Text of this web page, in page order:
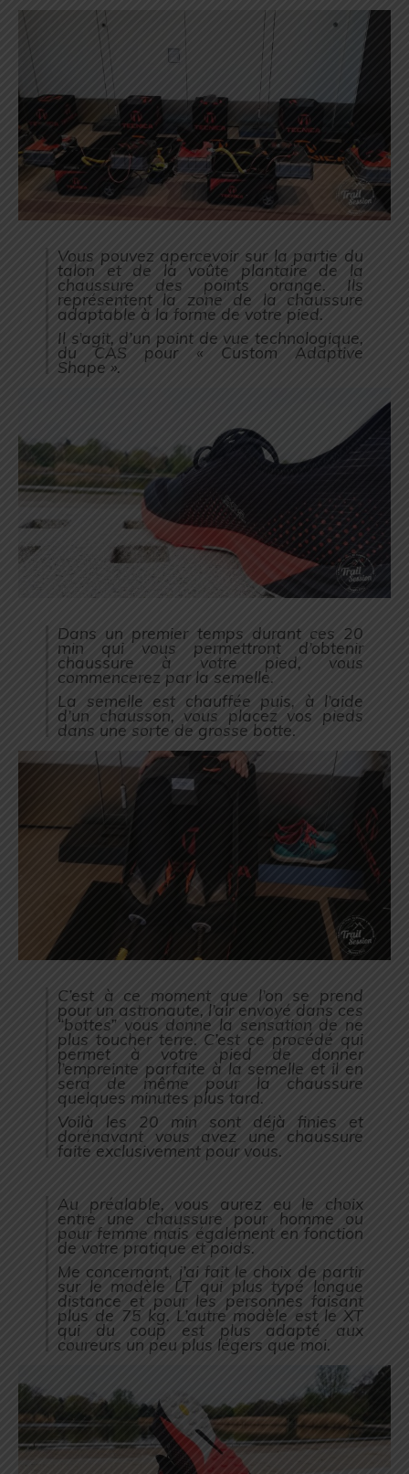
Vous pouvez apercevoir sur la partie du
talon et de la voûte plantaire de la
chaussure des points orange. Ils
représentent la zone de la chaussure
adaptable à la forme de votre pied.
Il s’agit, d’un point de vue technologique,
du CAS pour « Custom Adaptive
Shape ».
Dans un premier temps durant ces 20
min qui vous permettront d’obtenir
chaussure à votre pied, vous
commencerez par la semelle.
La semelle est chauffée puis, à l’aide
d’un chausson, vous placez vos pieds
dans une sorte de grosse botte.
C’est à ce moment que l’on se prend
pour un astronaute, l’air envoyé dans ces
“bottes” vous donne la sensation de ne
plus toucher terre. C’est ce procédé qui
permet à votre pied de donner
l’empreinte parfaite à la semelle et il en
sera de même pour la chaussure
quelques minutes plus tard.
Voilà les 20 min sont déjà finies et
dorénavant vous avez une chaussure
faite exclusivement pour vous.
Au préalable, vous aurez eu le choix
entre une chaussure pour homme ou
pour femme mais également en fonction
de votre pratique et poids.
Me concernant, j’ai fait le choix de partir
sur le modèle LT qui plus typé longue
distance et pour les personnes faisant
plus de 75 kg. L’autre modèle est le XT
qui du coup est plus adapté aux
coureurs un peu plus légers que moi.